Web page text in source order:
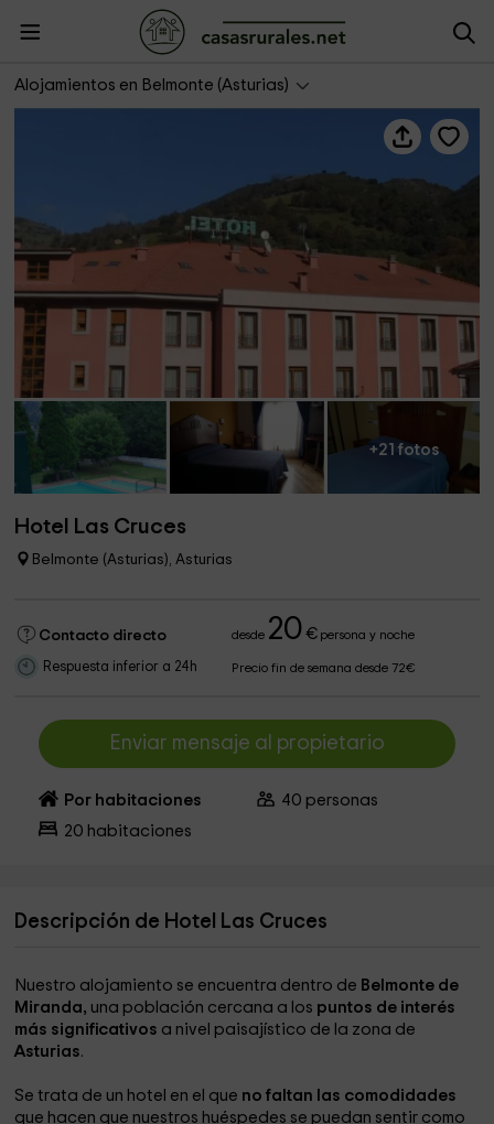
Alojamientos en Belmonte (Asturias)
+21 fotos
Hotel Las Cruces
Belmonte (Asturias), Asturias
Contacto directo desde 20 €persona y noche
Respuesta inferior a 24h Precio fin de semana desde 72€
Enviar mensaje al propietario
Por habitaciones 40 personas
20 habitaciones
Descripción de Hotel Las Cruces
Nuestro alojamiento se encuentra dentro de Belmonte de
Miranda, una población cercana a los puntos de interés
más significativos a nivel paisajístico de la zona de
Asturias.
Se trata de un hotel en el que no faltan las comodidades
que hacen que nuestros huéspedes se puedan sentir como